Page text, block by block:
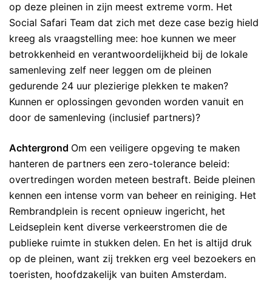
op deze pleinen in zijn meest extreme vorm. Het
Social Safari Team dat zich met deze case bezig hield
kreeg als vraagstelling mee: hoe kunnen we meer
betrokkenheid en verantwoordelijkheid bij de lokale
samenleving zelf neer leggen om de pleinen
gedurende 24 uur plezierige plekken te maken?
Kunnen er oplossingen gevonden worden vanuit en
door de samenleving (inclusief partners)?
Achtergrond Om een veiligere opgeving te maken
hanteren de partners een zero-tolerance beleid:
overtredingen worden meteen bestraft. Beide pleinen
kennen een intense vorm van beheer en reiniging. Het
Rembrandplein is recent opnieuw ingericht, het
Leidseplein kent diverse verkeerstromen die de
publieke ruimte in stukken delen. En het is altijd druk
op de pleinen, want zij trekken erg veel bezoekers en
toeristen, hoofdzakelijk van buiten Amsterdam.